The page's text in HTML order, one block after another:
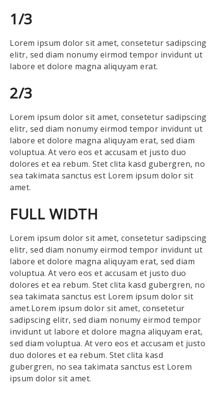
1/3
Lorem ipsum dolor sit amet, consetetur sadipscing
elitr, sed diam nonumy eirmod tempor invidunt ut
labore et dolore magna aliquyam erat.
2/3
Lorem ipsum dolor sit amet, consetetur sadipscing
elitr, sed diam nonumy eirmod tempor invidunt ut
labore et dolore magna aliquyam erat, sed diam
voluptua. At vero eos et accusam et justo duo
dolores et ea rebum. Stet clita kasd gubergren, no
sea takimata sanctus est Lorem ipsum dolor sit
amet.
FULL WIDTH
Lorem ipsum dolor sit amet, consetetur sadipscing
elitr, sed diam nonumy eirmod tempor invidunt ut
labore et dolore magna aliquyam erat, sed diam
voluptua. At vero eos et accusam et justo duo
dolores et ea rebum. Stet clita kasd gubergren, no
sea takimata sanctus est Lorem ipsum dolor sit
amet.Lorem ipsum dolor sit amet, consetetur
sadipscing elitr, sed diam nonumy eirmod tempor
invidunt ut labore et dolore magna aliquyam erat,
sed diam voluptua. At vero eos et accusam et justo
duo dolores et ea rebum. Stet clita kasd
gubergren, no sea takimata sanctus est Lorem
ipsum dolor sit amet.